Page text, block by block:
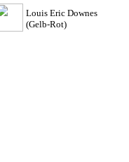
Louis Eric Downes
(Gelb-Rot)